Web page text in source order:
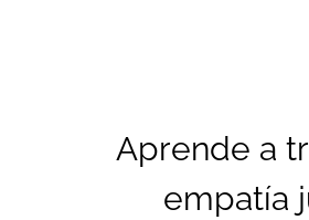
Aprende a
empatía